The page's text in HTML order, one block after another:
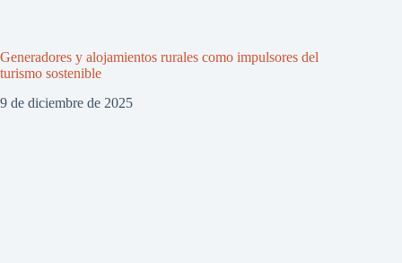
Generadores y alojamientos rurales como impulsores del
turismo sostenible
9 de diciembre de 2025